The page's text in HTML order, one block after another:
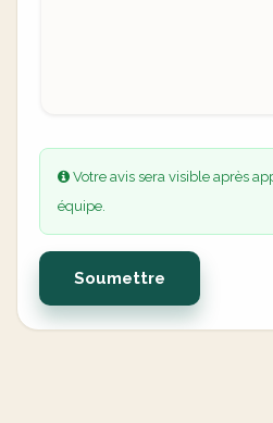
Votre avis sera visible après
équipe.
Soumettre